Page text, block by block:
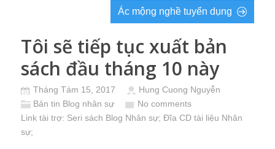
Ác mộng nghề tuyển dụng
Tôi sẽ tiếp tục xuất bản
sách đầu tháng 10 này
Tháng Tám 15, 2017
Hung Cuong Nguyễn
Bản tin Blog nhân sự
No comments
Link tài trợ: Seri sách Blog Nhân sự; Đĩa CD tài liệu Nhân
sự;